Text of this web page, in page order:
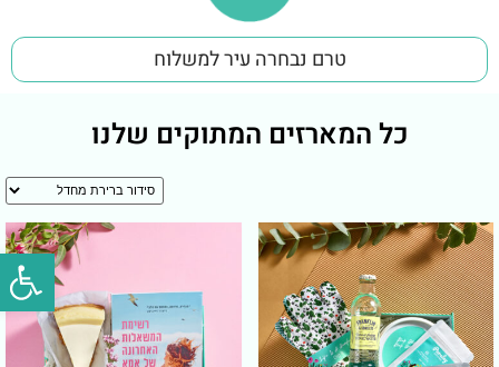
פתח
טרם נבחרה עיר למשלוח
כל המארזים המתוקים שלנו